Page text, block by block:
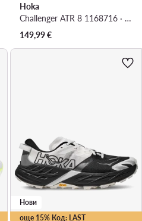
Hoka
Challenger ATR 8 1168716 · Маратонки за бягане
149,99€
още 15% Код: LAST
Нови